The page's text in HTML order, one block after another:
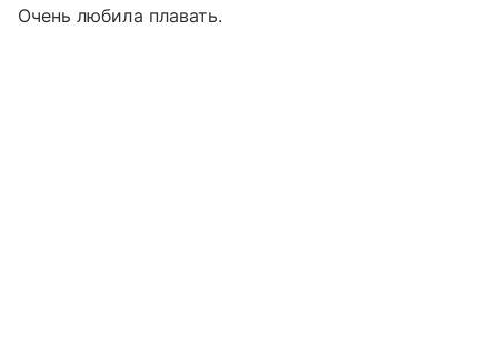
Очень любила плавать.